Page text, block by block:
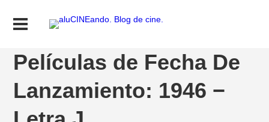
Películas de Fecha De
Lanzamiento: 1946 −